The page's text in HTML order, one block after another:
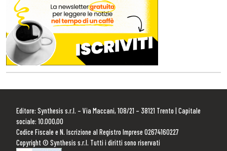
Editore: Synthesis s.r.l. – Via Maccani, 108/21 – 38121 Trento | Capitale
sociale: 10.000,00
Codice Fiscale e N. Iscrizione al Registro Imprese 02674160227
Copyright © Synthesis s.r.l. Tutti i diritti sono riservati